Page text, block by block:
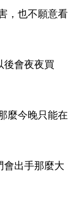
，也不願意看
後會夜夜買
麼今晚只能在
會出手那麼大